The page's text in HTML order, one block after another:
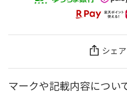
シェ
マークや記載内容につい